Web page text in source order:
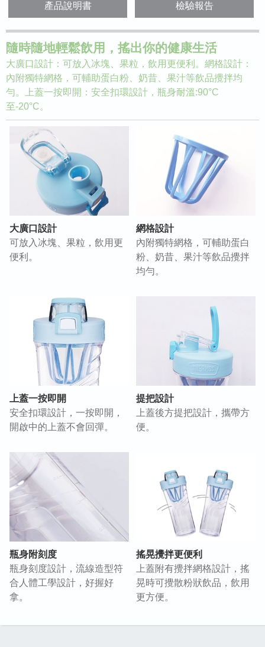
產品說明書 檢驗報告
隨時隨地輕鬆飲用，搖出你的健康生活
大廣口設計：可放入冰塊、果粒，飲用更便利。網格設計：
內附獨特網格，可輔助蛋白粉、奶昔、果汁等飲品攪拌均
勻。上蓋一按即開：安全扣環設計，瓶身耐溫:90°C
至-20°C。
大廣口設計
可放入冰塊、果粒，飲用更
便利。
網格設計
內附獨特網格，可輔助蛋白
粉、奶昔、果汁等飲品攪拌
均勻。
上蓋一按即開
安全扣環設計，一按即開，
開啟中的上蓋不會回彈。
提把設計
上蓋後方提把設計，攜帶方
便。
瓶身附刻度
瓶身刻度設計，流線造型符
合人體工學設計，好握好
拿。
搖晃攪拌更便利
上蓋附有攪拌網格設計，搖
晃時可攪散粉狀飲品，飲用
更方便。